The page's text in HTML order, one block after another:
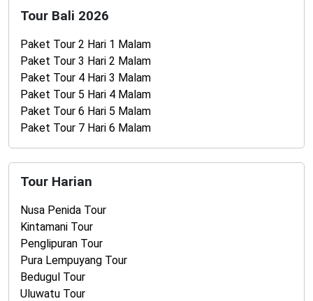
Tour Bali 2026
Paket Tour 2 Hari 1 Malam
Paket Tour 3 Hari 2 Malam
Paket Tour 4 Hari 3 Malam
Paket Tour 5 Hari 4 Malam
Paket Tour 6 Hari 5 Malam
Paket Tour 7 Hari 6 Malam
Tour Harian
Nusa Penida Tour
Kintamani Tour
Penglipuran Tour
Pura Lempuyang Tour
Bedugul Tour
Uluwatu Tour